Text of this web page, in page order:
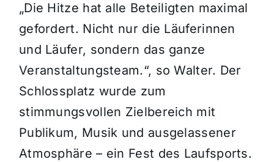
„Die Hitze hat alle Beteiligten maximal
gefordert. Nicht nur die Läuferinnen
und Läufer, sondern das ganze
Veranstaltungsteam.“, so Walter. Der
Schlossplatz wurde zum
stimmungsvollen Zielbereich mit
Publikum, Musik und ausgelassener
Atmosphäre – ein Fest des Laufsports.